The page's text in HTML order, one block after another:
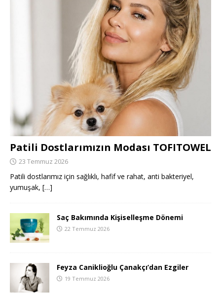
Patili Dostlarımızın Modası TOFITOWEL
23 Temmuz 2026
Patili dostlarımız için sağlıklı, hafif ve rahat, anti bakteriyel,
yumuşak, […]
Saç Bakımında Kişiselleşme Dönemi
22 Temmuz 2026
Feyza Caniklioğlu Çanakçı’dan Ezgiler
19 Temmuz 2026